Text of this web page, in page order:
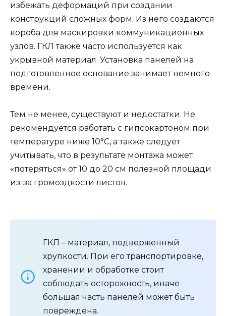
избежать деформаций при создании
конструкций сложных форм. Из него создаются
короба для маскировки коммуникационных
узлов. ГКЛ также часто используется как
укрывной материал. Установка панелей на
подготовленное основание занимает немного
времени.
Тем не менее, существуют и недостатки. Не
рекомендуется работать с гипсокартоном при
температуре ниже 10°C, а также следует
учитывать, что в результате монтажа может
«потеряться» от 10 до 20 см полезной площади
из-за громоздкости листов.
ГКЛ – материал, подверженный
хрупкости. При его транспортировке,
хранении и обработке стоит
соблюдать осторожность, иначе
большая часть панелей может быть
повреждена.